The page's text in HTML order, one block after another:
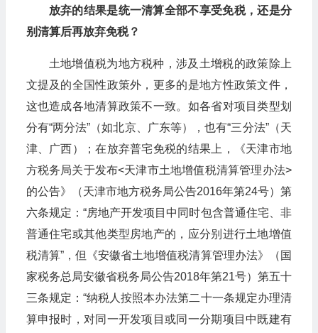
放弃的结果是统一清算全部不享受免税，还是分
别清算后再放弃免税？
土地增值税为地方税种，涉及土增税的政策除上
文提及的全国性政策外，更多的是地方性政策文件，
这也造成各地清算政策不一致。如各省对项目类型划
分有“两分法”（如北京、广东等），也有“三分法”（天
津、广西）；在放弃普宅免税的结果上，《天津市地
方税务局关于发布<天津市土地增值税清算管理办法>
的公告》（天津市地方税务局公告2016年第24号）第
六条规定：“房地产开发项目中同时包含普通住宅、非
普通住宅或其他类型房地产的，应分别进行土地增值
税清算”，但《安徽省土地增值税清算管理办法》（国
家税务总局安徽省税务局公告2018年第21号）第五十
三条规定：“纳税人按照本办法第二十一条规定办理清
算申报时，对同一开发项目或同一分期项目中既建有